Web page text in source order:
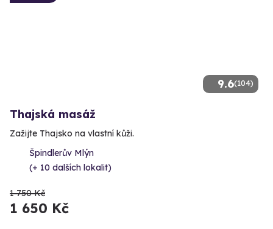
9.6(104)
Thajská masáž
Zažijte Thajsko na vlastní kůži.
Špindlerův Mlýn
(+ 10 dalších lokalit)
1 750 Kč
1 650 Kč